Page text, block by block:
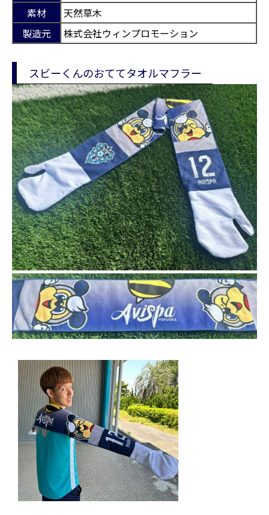
素材
天然草木
製造元
株式会社ウィンプロモーション
スビーくんのおててタオルマフラー